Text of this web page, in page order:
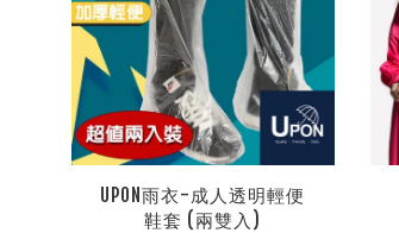
UPON雨衣-成人透明輕便
鞋套 (兩雙入)